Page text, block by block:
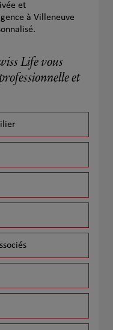
et
à Villeneuve
Life vous
et